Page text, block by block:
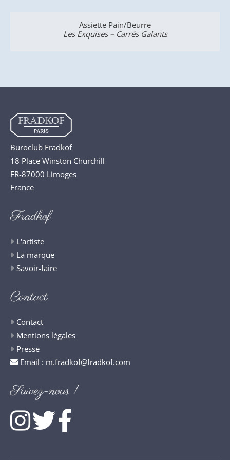
Assiette Pain/Beurre
Les Exquises – Carrés Galants
Buroclub Fradkof
18 Place Winston Churchill
FR-87000 Limoges
France
Fradkof
L'artiste
La marque
Savoir-faire
Contact
Contact
Mentions légales
Presse
Email : m.fradkof@fradkof.com
Suivez-nous !